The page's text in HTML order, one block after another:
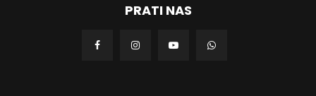
PRATI NAS